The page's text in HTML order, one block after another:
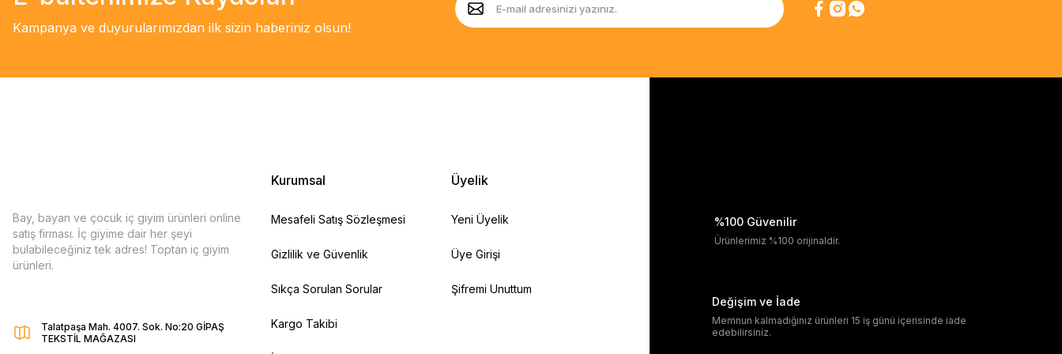
Kampanya ve duyurularımızdan ilk sizin haberiniz olsun!
Bay, bayan ve çocuk iç giyim ürünleri online
satış firması. İç giyime dair her şeyi
bulabileceğiniz tek adres! Toptan iç giyim
ürünleri.
Talatpaşa Mah. 4007. Sok. No:20 GİPAŞ
TEKSTİL MAĞAZASI
Kurumsal
Mesafeli Satış Sözleşmesi
Gizlilik ve Güvenlik
Sıkça Sorulan Sorular
Kargo Takibi
Üyelik
Yeni Üyelik
Üye Girişi
Şifremi Unuttum
%100 Güvenilir
Ürünlerimiz %100 orijinaldir.
Değişim ve İade
Memnun kalmadığınız ürünleri 15 iş günü içerisinde iade
edebilirsiniz.